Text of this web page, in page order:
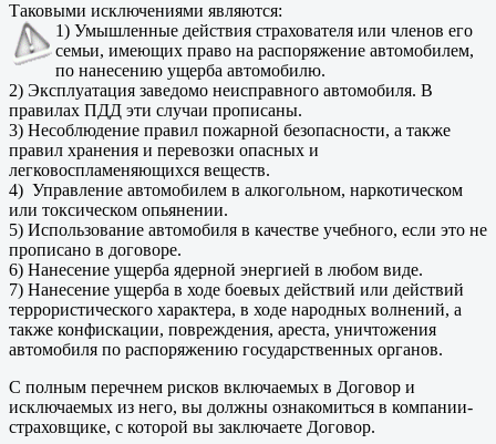
Таковыми исключениями являются:
1) Умышленные действия страхователя или членов его
семьи, имеющих право на распоряжение автомобилем,
по нанесению ущерба автомобилю.
2) Эксплуатация заведомо неисправного автомобиля. В
правилах ПДД эти случаи прописаны.
3) Несоблюдение правил пожарной безопасности, а также
правил хранения и перевозки опасных и
легковоспламеняющихся веществ.
4) Управление автомобилем в алкогольном, наркотическом
или токсическом опьянении.
5) Использование автомобиля в качестве учебного, если это не
прописано в договоре.
6) Нанесение ущерба ядерной энергией в любом виде.
7) Нанесение ущерба в ходе боевых действий или действий
террористического характера, в ходе народных волнений, а
также конфискации, повреждения, ареста, уничтожения
автомобиля по распоряжению государственных органов.
С полным перечнем рисков включаемых в Договор и
исключаемых из него, вы должны ознакомиться в компании-
страховщике, с которой вы заключаете Договор.